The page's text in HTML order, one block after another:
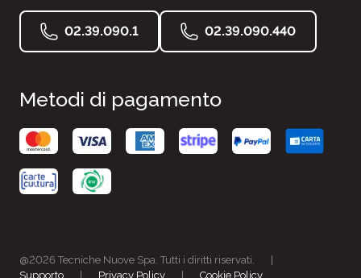
02.39.090.1 02.39.090.440
Metodi di pagamento
@2026 Tecniche Nuove Spa. Tutti i diritti riservati.
Supporto
Privacy Policy Cookie Policy